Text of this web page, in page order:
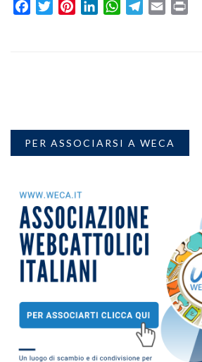
FacebookTwitterPinterestLinkedInWhatsAppTelegram
Email
PER ASSOCIARSI A WECA